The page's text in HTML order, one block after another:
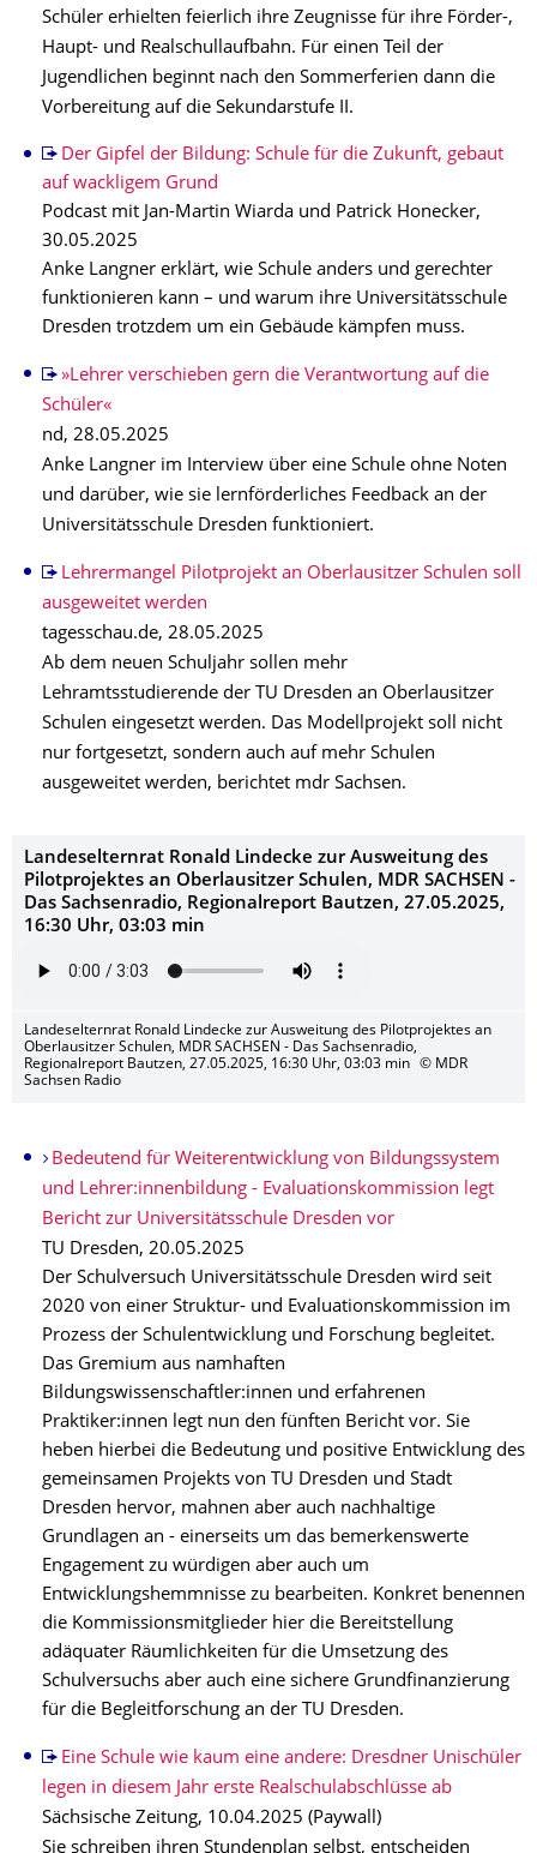
Schüler erhielten feierlich ihre Zeugnisse für ihre Förder-,
Haupt- und Realschullaufbahn. Für einen Teil der
Jugendlichen beginnt nach den Sommerferien dann die
Vorbereitung auf die Sekundarstufe II.
Der Gipfel der Bildung: Schule für die Zukunft, gebaut
auf wackligem Grund
Podcast mit Jan-Martin Wiarda und Patrick Honecker,
30.05.2025
Anke Langner erklärt, wie Schule anders und gerechter
funktionieren kann – und warum ihre Universitätsschule
Dresden trotzdem um ein Gebäude kämpfen muss.
»Lehrer verschieben gern die Verantwortung auf die
Schüler«
nd, 28.05.2025
Anke Langner im Interview über eine Schule ohne Noten
und darüber, wie sie lernförderliches Feedback an der
Universitätsschule Dresden funktioniert.
Lehrermangel Pilotprojekt an Oberlausitzer Schulen soll
ausgeweitet werden
tagesschau.de, 28.05.2025
Ab dem neuen Schuljahr sollen mehr
Lehramtsstudierende der TU Dresden an Oberlausitzer
Schulen eingesetzt werden. Das Modellprojekt soll nicht
nur fortgesetzt, sondern auch auf mehr Schulen
ausgeweitet werden, berichtet mdr Sachsen.
Landeselternrat Ronald Lindecke zur Ausweitung des
Pilotprojektes an Oberlausitzer Schulen, MDR SACHSEN -
Das Sachsenradio, Regionalreport Bautzen, 27.05.2025,
16:30 Uhr, 03:03 min
Landeselternrat Ronald Lindecke zur Ausweitung des Pilotprojektes an
Oberlausitzer Schulen, MDR SACHSEN - Das Sachsenradio,
Regionalreport Bautzen, 27.05.2025, 16:30 Uhr, 03:03 min
© MDR
Sachsen Radio
Bedeutend für Weiter­entwicklung von Bildungssystem
und Lehrer:innenbildung - Evaluationskom­mission legt
Bericht zur Universitäts­schule Dresden vor
TU Dresden, 20.05.2025
Der Schulversuch Universitätsschule Dresden wird seit
2020 von einer Struktur- und Evaluationskommission im
Prozess der Schulentwicklung und Forschung begleitet.
Das Gremium aus namhaften
Bildungswissenschaftler:innen und erfahrenen
Praktiker:innen legt nun den fünften Bericht vor. Sie
heben hierbei die Bedeutung und positive Entwicklung des
gemeinsamen Projekts von TU Dresden und Stadt
Dresden hervor, mahnen aber auch nachhaltige
Grundlagen an - einerseits um das bemerkenswerte
Engagement zu würdigen aber auch um
Entwicklungshemmnisse zu bearbeiten. Konkret benennen
die Kommissionsmitglieder hier die Bereitstellung
adäquater Räumlichkeiten für die Umsetzung des
Schulversuchs aber auch eine sichere Grundfinanzierung
für die Begleitforschung an der TU Dresden.
Eine Schule wie kaum eine andere: Dresdner Unischüler
legen in diesem Jahr erste Realschulabschlüsse ab
Sächsische Zeitung, 10.04.2025 (Paywall)
Sie schreiben ihren Stundenplan selbst, entscheiden